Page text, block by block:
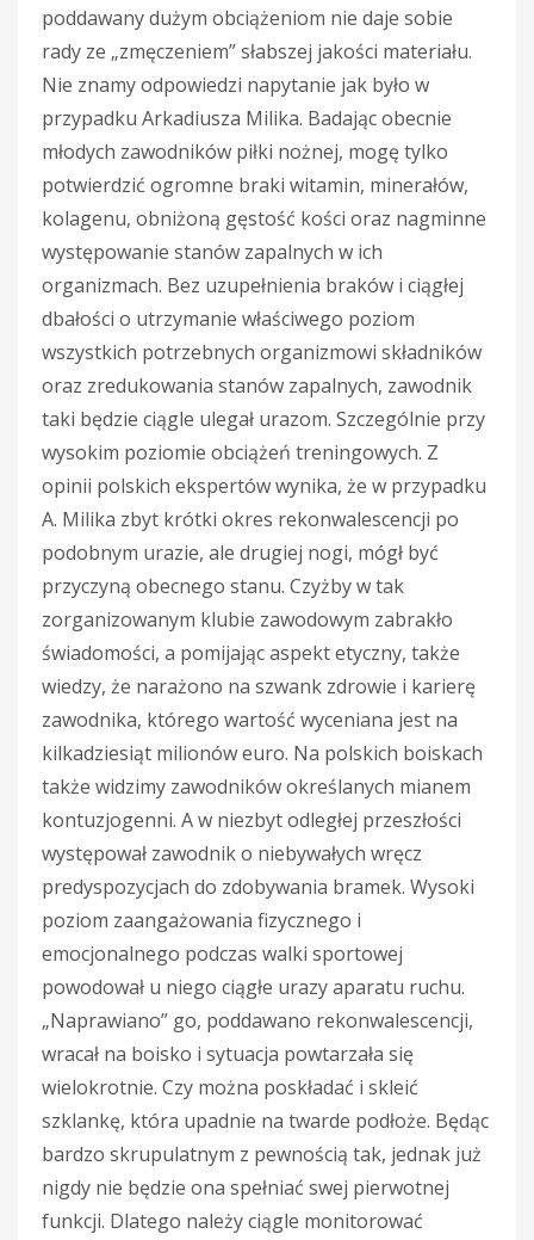
poddawany dużym obciążeniom nie daje sobie
rady ze „zmęczeniem” słabszej jakości materiału.
Nie znamy odpowiedzi napytanie jak było w
przypadku Arkadiusza Milika. Badając obecnie
młodych zawodników piłki nożnej, mogę tylko
potwierdzić ogromne braki witamin, minerałów,
kolagenu, obniżoną gęstość kości oraz nagminne
występowanie stanów zapalnych w ich
organizmach. Bez uzupełnienia braków i ciągłej
dbałości o utrzymanie właściwego poziom
wszystkich potrzebnych organizmowi składników
oraz zredukowania stanów zapalnych, zawodnik
taki będzie ciągle ulegał urazom. Szczególnie przy
wysokim poziomie obciążeń treningowych. Z
opinii polskich ekspertów wynika, że w przypadku
A. Milika zbyt krótki okres rekonwalescencji po
podobnym urazie, ale drugiej nogi, mógł być
przyczyną obecnego stanu. Czyżby w tak
zorganizowanym klubie zawodowym zabrakło
świadomości, a pomijając aspekt etyczny, także
wiedzy, że narażono na szwank zdrowie i karierę
zawodnika, którego wartość wyceniana jest na
kilkadziesiąt milionów euro. Na polskich boiskach
także widzimy zawodników określanych mianem
kontuzjogenni. A w niezbyt odległej przeszłości
występował zawodnik o niebywałych wręcz
predyspozycjach do zdobywania bramek. Wysoki
poziom zaangażowania fizycznego i
emocjonalnego podczas walki sportowej
powodował u niego ciągłe urazy aparatu ruchu.
„Naprawiano” go, poddawano rekonwalescencji,
wracał na boisko i sytuacja powtarzała się
wielokrotnie. Czy można poskładać i skleić
szklankę, która upadnie na twarde podłoże. Będąc
bardzo skrupulatnym z pewnością tak, jednak już
nigdy nie będzie ona spełniać swej pierwotnej
funkcji. Dlatego należy ciągle monitorować